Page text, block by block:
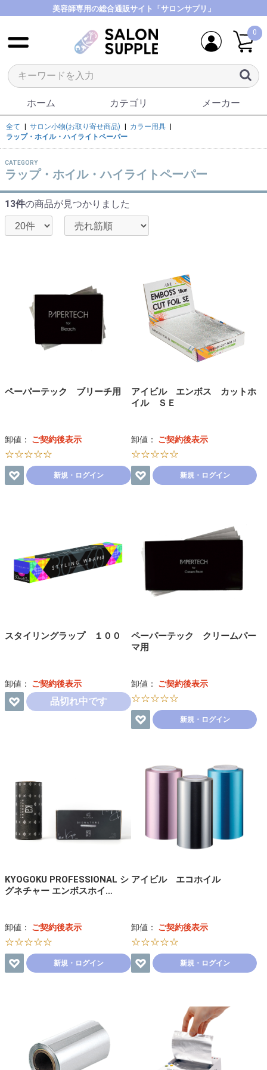
美容師専用の総合通販サイト「サロンサプリ」
0
ホーム カテゴリ メーカー
全て サロン小物(お取り寄せ商品) カラー用具
ラップ・ホイル・ハイライトペーパー
CATEGORY
ラップ・ホイル・ハイライトペーパー
13件の商品が見つかりました
ペーパーテック ブリーチ用
卸値： ご契約後表示
☆☆☆☆☆
新規・ログイン
アイビル エンボス カットホ
イル ＳＥ
卸値： ご契約後表示
☆☆☆☆☆
新規・ログイン
スタイリングラップ １００
卸値： ご契約後表示
品切れ中です
ペーパーテック クリームパー
マ用
卸値： ご契約後表示
☆☆☆☆☆
新規・ログイン
KYOGOKU PROFESSIONAL シ
グネチャー エンボスホイ…
卸値： ご契約後表示
☆☆☆☆☆
新規・ログイン
アイビル エコホイル
卸値： ご契約後表示
☆☆☆☆☆
新規・ログイン